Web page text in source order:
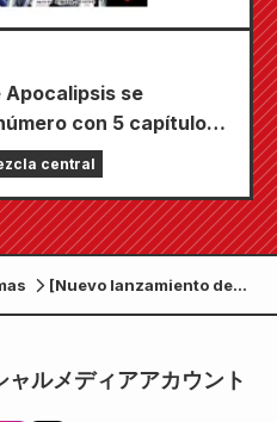
Apocalipsis se
con 5 capítulos!
de 2026 de
sale a la venta el 24
central
[Nuevo lanzamiento de
Coamix] ¡Zenon Comics a
ルメディアアカウント